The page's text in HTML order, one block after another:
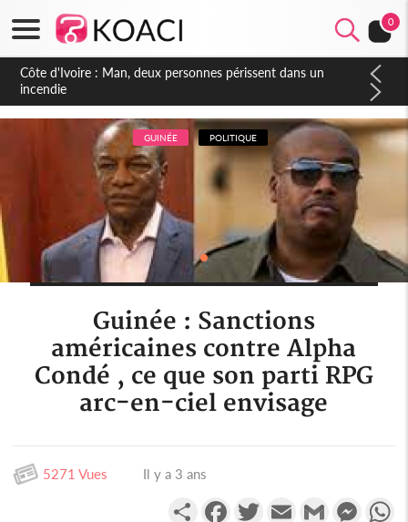
0
Côte d'Ivoire : Séileu, la célébration de la fête nationale
transformée en vaste campagne contre les produits
dépigmentants dangereux
GUINÉE POLITIQUE
Guinée : Sanctions
américaines contre Alpha
Condé , ce que son parti RPG
arc-en-ciel envisage
5271 Vues Il y a 3 ans
PartagerFacebookTwitterEmail Gmail